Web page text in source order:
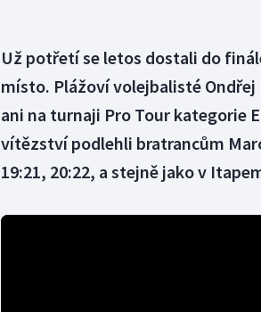
Už potřetí se letos dostali do
místo. Plážoví volejbalisté Ondřej
ani na turnaji Pro Tour kategorie
vítězství podlehli bratrancům
19:21, 20:22, a stejně jako v